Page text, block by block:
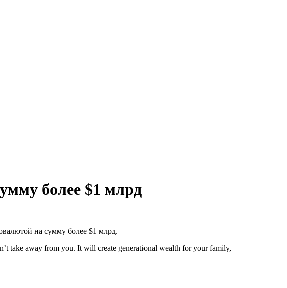
более $1 млрд
на сумму более $1 млрд.
take away from you. It will create generational wealth for your family,